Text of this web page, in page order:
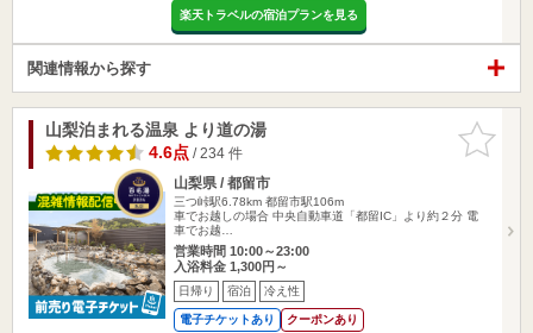
楽天トラベルの宿泊プランを見る
関連情報から探す
お気に入
りに追加
山梨泊まれる温泉 より道の湯
4.6点/ 234 件
山梨県 / 都留市
三つ峠駅6.78km 都留市駅106m
車でお越しの場合 中央自動車道「都留IC」より約２分 電
車でお越…
営業時間 10:00～23:00
入浴料金 1,300円～
日帰り 宿泊 冷え性
電子チケットあり クーポンあり